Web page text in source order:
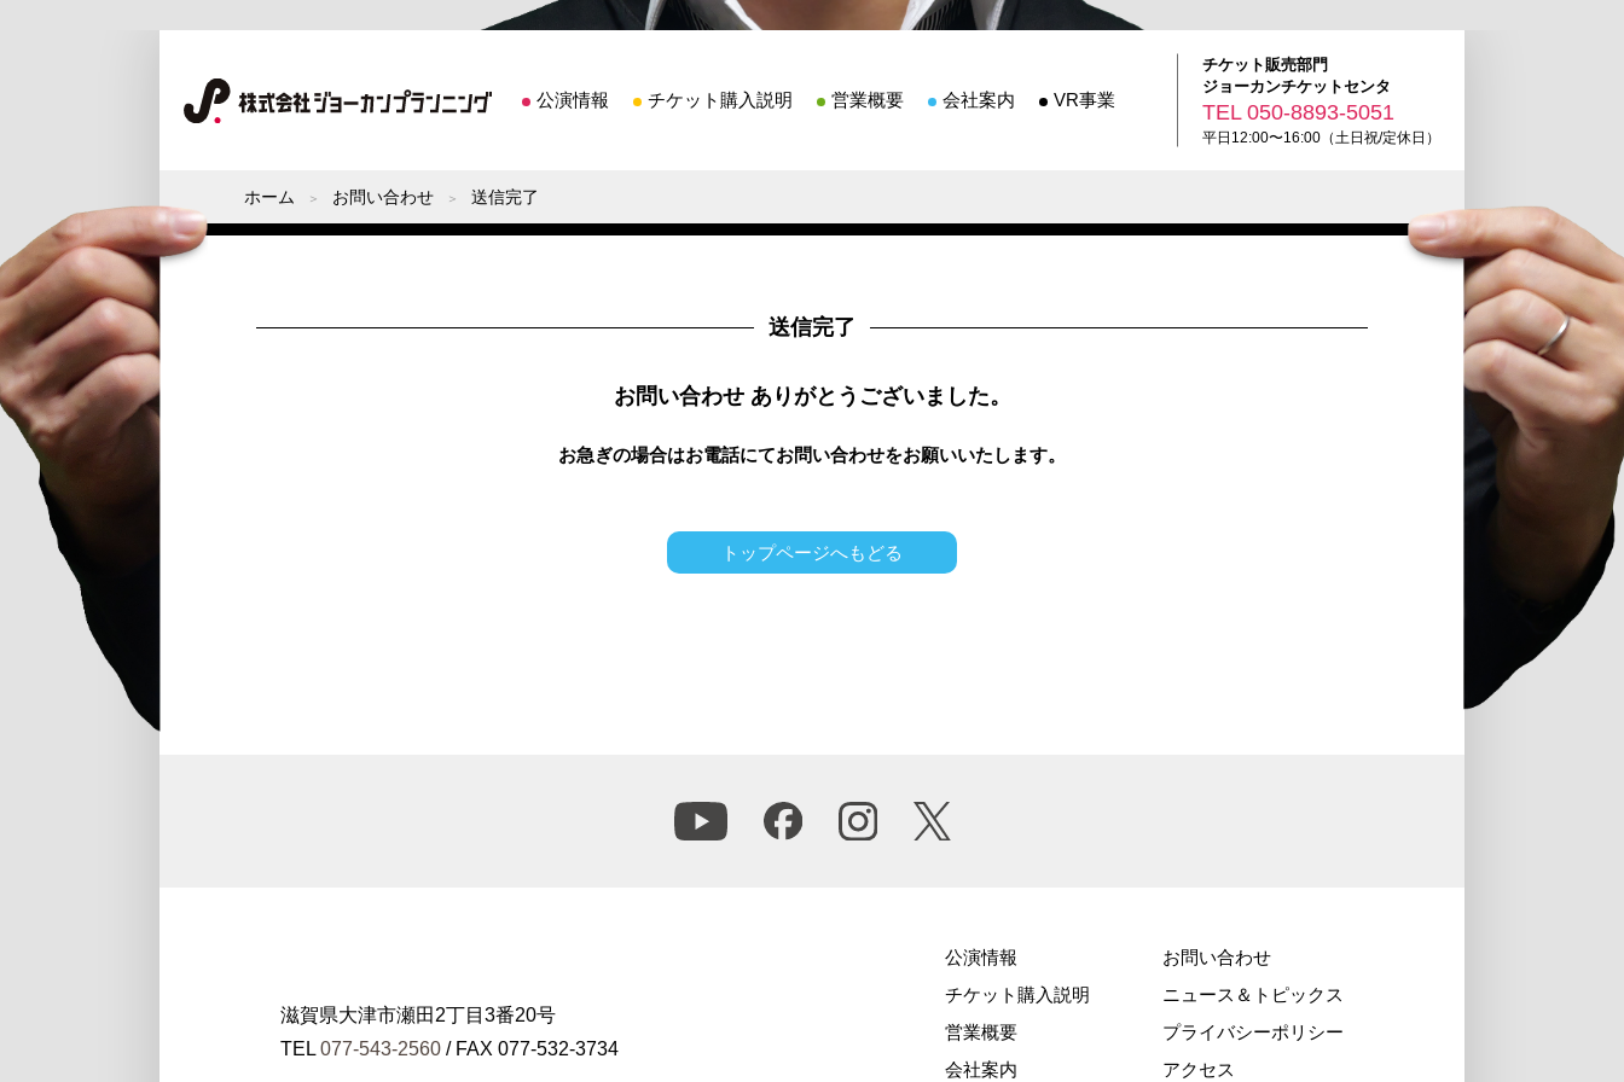
公演情報 チケット購入説明 営業概要 会社案内 VR事業
チケット販売部門
ジョーカンチケットセンタ
TEL 050-8893-5051
平日12:00〜16:00（土日祝/定休日）
ホーム お問い合わせ 送信完了
送信完了
お問い合わせ ありがとうございました。
お急ぎの場合はお電話にてお問い合わせをお願いいたします。
トップページへもどる
滋賀県大津市瀬田2丁目3番20号
TEL 077-543-2560 / FAX 077-532-3734
公演情報
チケット購入説明
営業概要
会社案内
お問い合わせ
ニュース＆トピックス
プライバシーポリシー
アクセス